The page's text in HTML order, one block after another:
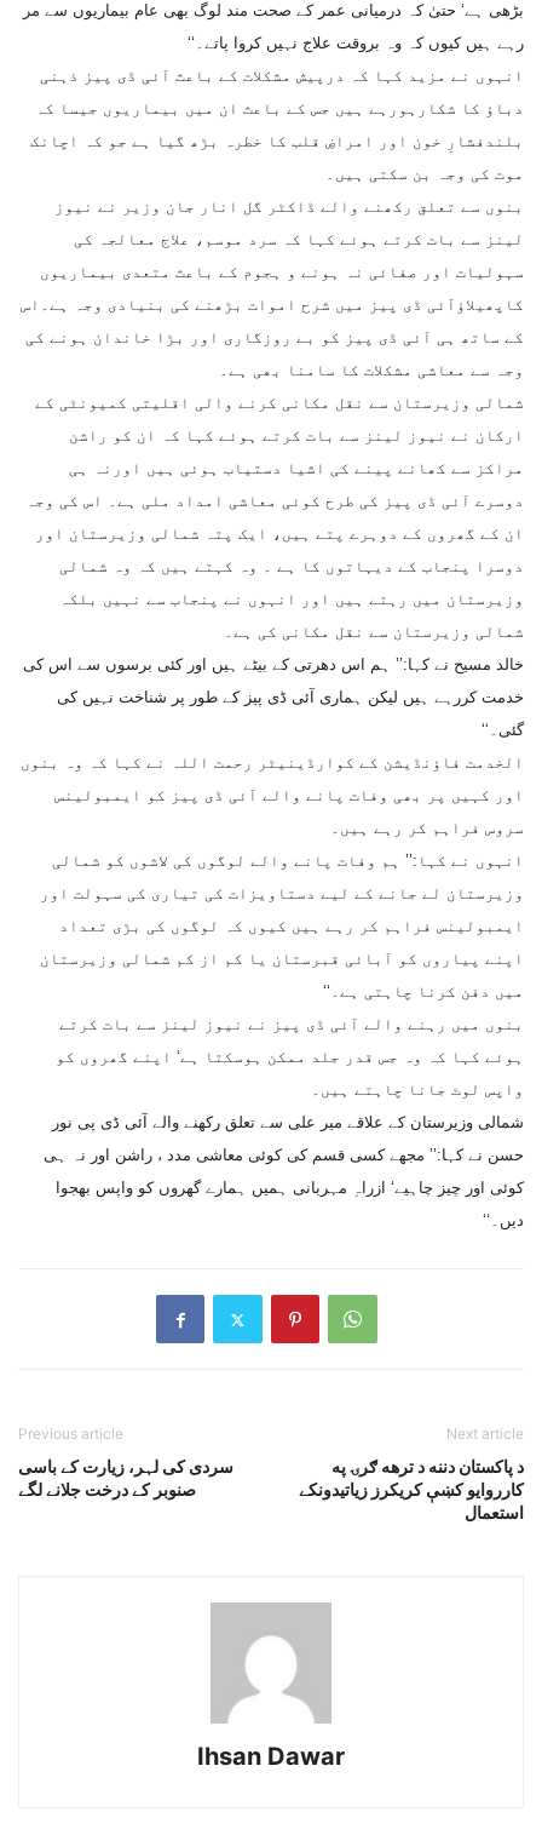
بڑھی ہے‘ حتیٰ کہ درمیانی عمر کے صحت مند لوگ بھی عام بیماریوں سے مر
رہے ہیں کیوں کہ وہ بروقت علاج نہیں کروا پاتے۔‘‘
انہوں نے مزید کہا کہ درپیش مشکلات کے باعث آئی ڈی پیز ذہنی
دباؤ کا شکارہورہے ہیں جس کے باعث ان میں بیماریوں جیسا کہ
بلندفشارِ خون اور امراضِ قلب کا خطرہ بڑھ گیا ہے جو کہ اچانک
موت کی وجہ بن سکتی ہیں۔
بنوں سے تعلق رکھنے والے ڈاکٹر گل انار جان وزیر نے نیوز
لینز سے بات کرتے ہوئے کہا کہ سرد موسم، علاج معالجہ کی
سہولیات اور صفائی نہ ہونے و ہجوم کے باعث متعدی بیماریوں
کاپھیلاؤآئی ڈی پیز میں شرح اموات بڑھنے کی بنیادی وجہ ہے۔اس
کے ساتھ ہی آئی ڈی پیز کو بے روزگاری اور بڑا خاندان ہونے کی
وجہ سے معاشی مشکلات کا سامنا بھی ہے۔
شمالی وزیرستان سے نقل مکانی کرنے والی اقلیتی کمیونٹی کے
ارکان نے نیوز لینز سے بات کرتے ہوئے کہا کہ ان کو راشن
مراکز سے کھانے پینے کی اشیا دستیاب ہوئی ہیں اورنہ ہی
دوسرے آئی ڈی پیز کی طرح کوئی معاشی امداد ملی ہے۔ اس کی وجہ
ان کے گھروں کے دوہرے پتے ہیں، ایک پتہ شمالی وزیرستان اور
دوسرا پنجاب کے دیہاتوں کا ہے ۔ وہ کہتے ہیں کہ وہ شمالی
وزیرستان میں رہتے ہیں اور انہوں نے پنجاب سے نہیں بلکہ
شمالی وزیرستان سے نقل مکانی کی ہے۔
خالد مسیح نے کہا:’’ ہم اس دھرتی کے بیٹے ہیں اور کئی برسوں سے اس کی
خدمت کررہے ہیں لیکن ہماری آئی ڈی پیز کے طور پر شناخت نہیں کی
گئی۔‘‘
الخدمت فاؤنڈیشن کے کوارڈینیٹر رحمت اللہ نے کہا کہ وہ بنوں
اور کہیں پر بھی وفات پانے والے آئی ڈی پیز کو ایمبولینس
سروس فراہم کر رہے ہیں۔
انہوں نے کہا:’’ ہم وفات پانے والے لوگوں کی لاشوں کو شمالی
وزیرستان لے جانے کے لیے دستاویزات کی تیاری کی سہولت اور
ایمبولینس فراہم کر رہے ہیں کیوں کہ لوگوں کی بڑی تعداد
اپنے پیاروں کو آبائی قبرستان یا کم از کم شمالی وزیرستان
میں دفن کرنا چاہتی ہے۔‘‘
بنوں میں رہنے والے آئی ڈی پیز نے نیوز لینز سے بات کرتے
ہوئے کہا کہ وہ جس قدر جلد ممکن ہوسکتا ہے‘ اپنے گھروں کو
واپس لوٹ جانا چاہتے ہیں۔
شمالی وزیرستان کے علاقے میر علی سے تعلق رکھنے والے آئی ڈی پی نور
حسن نے کہا:’’ مجھے کسی قسم کی کوئی معاشی مدد ، راشن اور نہ ہی
کوئی اور چیز چاہیے‘ ازراہِ مہربانی ہمیں ہمارے گھروں کو واپس بھجوا
دیں۔‘‘
Previous article
سردی کی لہر، زیارت کے باسی
صنوبر کے درخت جلانے لگے
Next article
د پاکستان دننه د ترهه ګرۍ په
کارروايو کښې کريکرز زياتيدونکے
استعمال
Ihsan Dawar